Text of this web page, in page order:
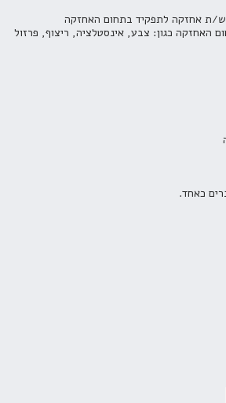
ת אחזקה לתפקיד בתחום האחזקה
האחזקה כגון: צבע, אינסטלציה, ריצוף, פרזול
כאחד.